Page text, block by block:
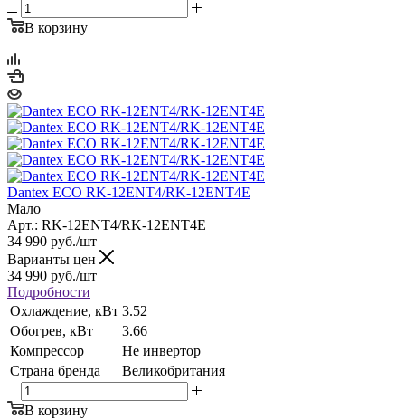
В корзину
Dantex ECO RK-12ENT4/RK-12ENT4E
Мало
Арт.: RK-12ENT4/RK-12ENT4E
34 990 руб./шт
Варианты цен
34 990 руб./шт
Подробности
Охлаждение, кВт 3.52
Обогрев, кВт
3.66
Компрессор
Не инвертор
Страна бренда
Великобритания
В корзину